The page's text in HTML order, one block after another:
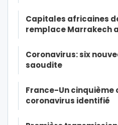
Capitales africaines
remplace Marrakech
Coronavirus: six
saoudite
France-Un cinquième
coronavirus identifié